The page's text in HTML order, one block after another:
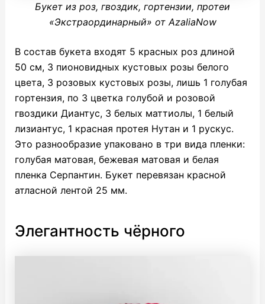
Букет из роз, гвоздик, гортензии, протеи
«Экстраординарный» от AzaliaNow
В состав букета входят 5 красных роз длиной
50 см, 3 пионовидных кустовых розы белого
цвета, 3 розовых кустовых розы, лишь 1 голубая
гортензия, по 3 цветка голубой и розовой
гвоздики Диантус, 3 белых маттиолы, 1 белый
лизиантус, 1 красная протея Нутан и 1 рускус.
Это разнообразие упаковано в три вида пленки:
голубая матовая, бежевая матовая и белая
пленка Серпантин. Букет перевязан красной
атласной лентой 25 мм.
Элегантность чёрного